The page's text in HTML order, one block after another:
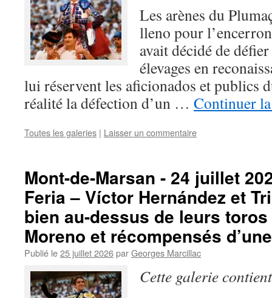
Les arènes du
lleno pour
avait décidé de
élevages en
lui réservent les aficionados et publics
réalité la défection d’un … Continuer
Toutes les galeries | Laisser un commentaire
Mont-de-Marsan - 24 juillet
Feria – Víctor Hernández et
bien au-dessus de leurs
Moreno et récompensés
Publié le25 juillet 2026parGeorges Marcillac
Cette galerie